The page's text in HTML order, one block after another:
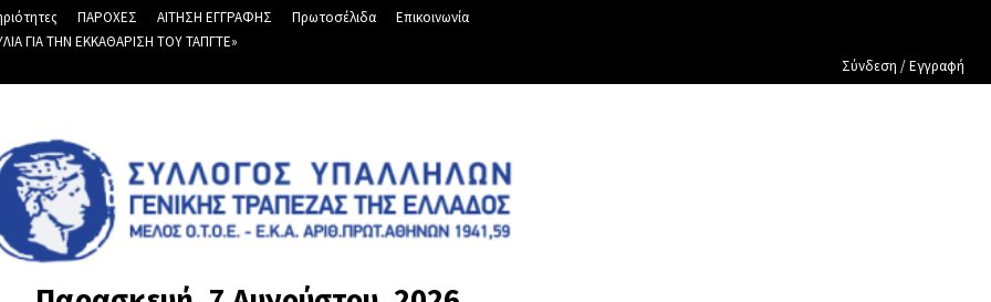
ΠΑΡΟΧΕΣ ΑΙΤΗΣΗ ΕΓΓΡΑΦΗΣ Πρωτοσέλιδα
Επικοινωνία
ΓΙΑ ΤΗΝ ΕΚΚΑΘΑΡΙΣΗ ΤΟΥ ΤΑΠΓΤΕ»
Σύνδεση / Εγγραφή